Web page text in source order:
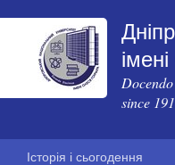
since
Історія і сьогодення